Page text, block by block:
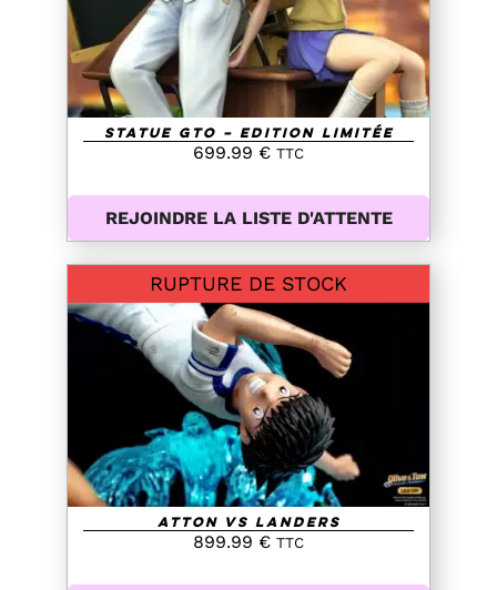
Statue GTO – Edition Limitée
699.99 € TTC
REJOINDRE LA LISTE D'ATTENTE
RUPTURE DE STOCK
DETAILS
Atton VS Landers
899.99 € TTC